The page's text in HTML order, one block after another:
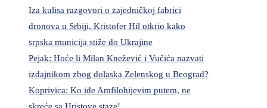
Iza kulisa razgovori o zajedničkoj fabrici
dronova u Srbiji, Kristofer Hil otkrio kako
srpska municija stiže do Ukrajine
Pejak: Hoće li Milan Knežević i Vučića nazvati
izdajnikom zbog dolaska Zelenskog u Beograd?
Koprivica: Ko ide Amfilohijevim putem, ne